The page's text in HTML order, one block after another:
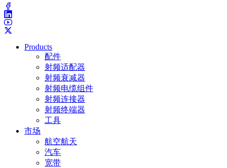
Products
配件
射频适配器
射频衰减器
射频电缆组件
射频连接器
射频终端器
工具
市场
航空航天
汽车
宽带